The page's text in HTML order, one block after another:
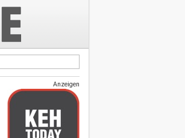
Anzeigen